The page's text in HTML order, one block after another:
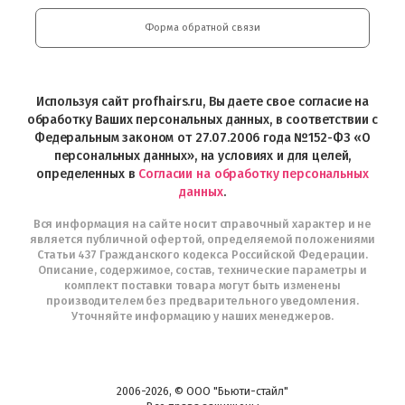
Play
Professional
и
Интернет-
Telegram
Форма обратной связи
Используя сайт profhairs.ru, Вы даете свое согласие на
обработку Ваших персональных данных, в соответствии с
Федеральным законом от 27.07.2006 года №152-ФЗ «О
персональных данных», на условиях и для целей,
определенных в Согласии на обработку персональных
данных.
Вся информация на сайте носит справочный характер и не
является публичной офертой, определяемой положениями
Статьи 437 Гражданского кодекса Российской Федерации.
Описание, содержимое, состав, технические параметры и
комплект поставки товара могут быть изменены
производителем без предварительного уведомления.
Уточняйте информацию у наших менеджеров.
2006-2026, © ООО "Бьюти-стайл"